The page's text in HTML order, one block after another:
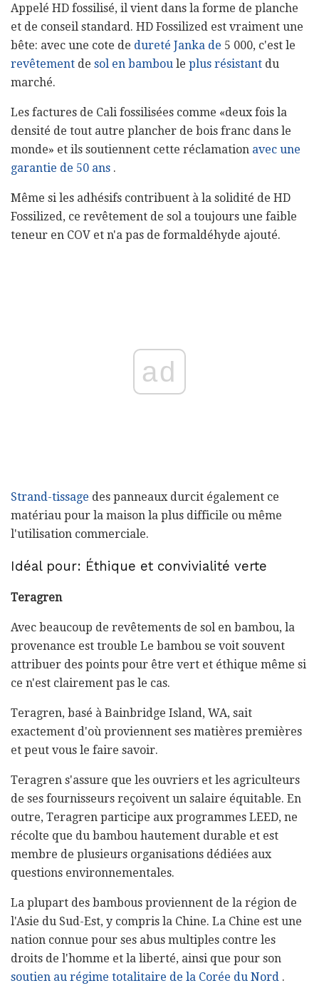
Appelé HD fossilisé, il vient dans la forme de planche
et de conseil standard. HD Fossilized est vraiment une
bête: avec une cote de dureté Janka de 5 000, c'est le
revêtement de sol en bambou le plus résistant du
marché.
Les factures de Cali fossilisées comme «deux fois la
densité de tout autre plancher de bois franc dans le
monde» et ils soutiennent cette réclamation avec une
garantie de 50 ans .
Même si les adhésifs contribuent à la solidité de HD
Fossilized, ce revêtement de sol a toujours une faible
teneur en COV et n'a pas de formaldéhyde ajouté.
ad
Strand-tissage des panneaux durcit également ce
matériau pour la maison la plus difficile ou même
l'utilisation commerciale.
Idéal pour: Éthique et convivialité verte
Teragren
Avec beaucoup de revêtements de sol en bambou, la
provenance est trouble Le bambou se voit souvent
attribuer des points pour être vert et éthique même si
ce n'est clairement pas le cas.
Teragren, basé à Bainbridge Island, WA, sait
exactement d'où proviennent ses matières premières
et peut vous le faire savoir.
Teragren s'assure que les ouvriers et les agriculteurs
de ses fournisseurs reçoivent un salaire équitable. En
outre, Teragren participe aux programmes LEED, ne
récolte que du bambou hautement durable et est
membre de plusieurs organisations dédiées aux
questions environnementales.
La plupart des bambous proviennent de la région de
l'Asie du Sud-Est, y compris la Chine. La Chine est une
nation connue pour ses abus multiples contre les
droits de l'homme et la liberté, ainsi que pour son
soutien au régime totalitaire de la Corée du Nord .